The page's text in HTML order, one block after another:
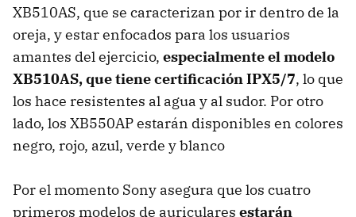
XB510AS, que se caracterizan por ir dentro de la
oreja, y estar enfocados para los usuarios
amantes del ejercicio, especialmente el modelo
XB510AS, que tiene certificación IPX5/7, lo que
los hace resistentes al agua y al sudor. Por otro
lado, los XB550AP estarán disponibles en colores
negro, rojo, azul, verde y blanco
Por el momento Sony asegura que los cuatro
primeros modelos de auriculares estarán